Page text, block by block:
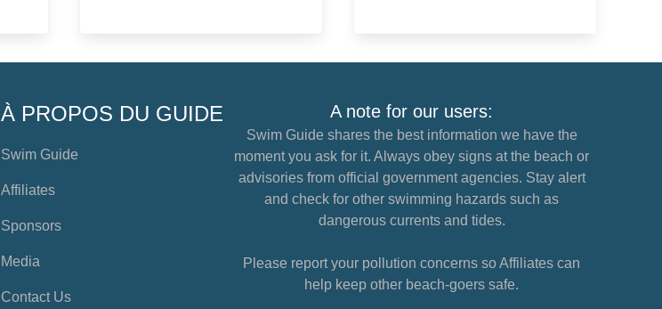
À PROPOS DU GUIDE
Swim Guide
Affiliates
Sponsors
Media
Contact Us
A note for our users:
Swim Guide shares the best information we have the
moment you ask for it. Always obey signs at the beach or
advisories from official government agencies. Stay alert
and check for other swimming hazards such as
dangerous currents and tides.
Please report your pollution concerns so Affiliates can
help keep other beach-goers safe.